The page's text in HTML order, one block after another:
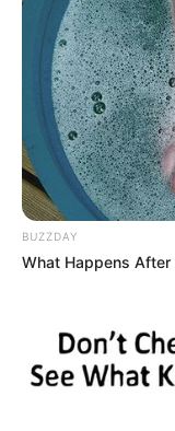
04.09.2026
OF STEEL im
hütte
04.09.2026
SALON N18
05.09.2026
Friends im
19.09.2026
Jasmin
03.10.2026
Zeughaus
(Bodensee)
BUZZDAY
What Happens After